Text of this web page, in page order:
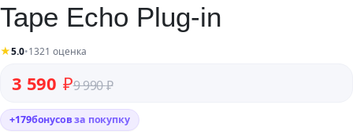
Tape Echo Plug-in
★5.0•1321 оценка
9 990₽
Первоначальная цена составляла 9 990 ₽.
3 590 ₽
Текущая цена: 3 590 ₽.
+179бонусовза покупку